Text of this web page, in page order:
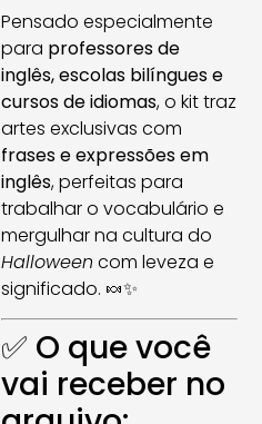
Pensado especialmente
para professores de
inglês, escolas bilíngues e
cursos de idiomas, o kit traz
artes exclusivas com
frases e expressões em
inglês, perfeitas para
trabalhar o vocabulário e
mergulhar na cultura do
Halloween com leveza e
significado. 🍬✨
✅ O que você
vai receber no